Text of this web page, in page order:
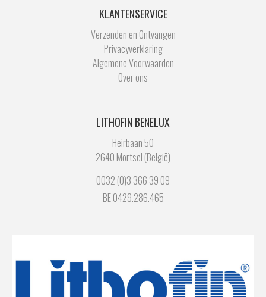
KLANTENSERVICE
Verzenden en Ontvangen
Privacyverklaring
Algemene Voorwaarden
Over ons
LITHOFIN BENELUX
Heirbaan 50
2640 Mortsel (België)
0032 (0)3 366 39 09
BE 0429.286.465